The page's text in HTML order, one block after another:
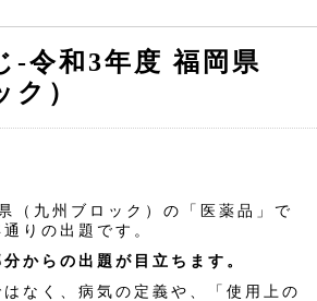
‐令和3年度 福岡県
ク）
（九州ブロック）の「医薬品」で
りの出題です。
からの出題が目立ちます。
なく、病気の定義や、「使用上の